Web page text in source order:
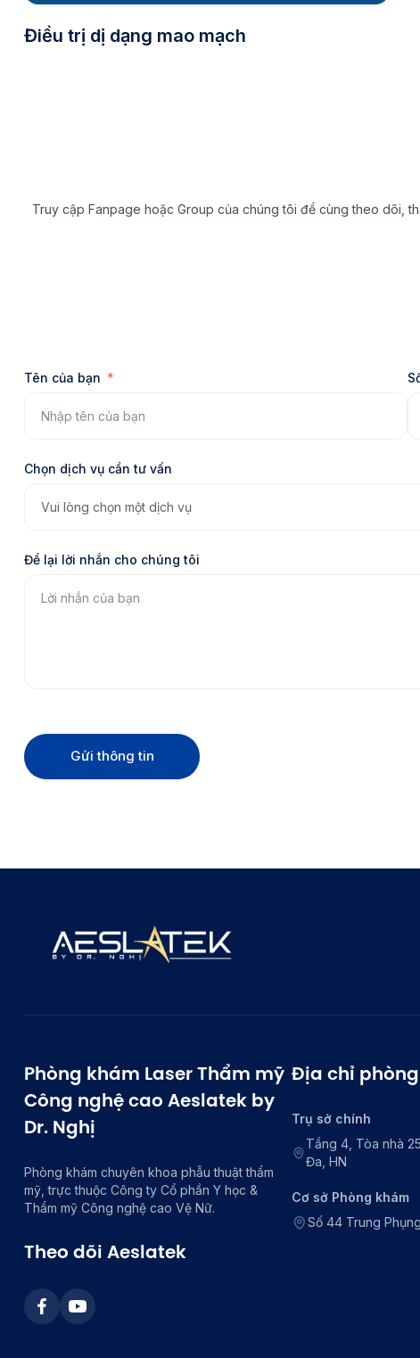
Điều trị dị dạng mao mạch
Truy cập Fanpage hoặc Group của chúng tôi để cùng theo dõi,
Tên của bạn
Chọn dịch vụ cần tư vấn
Để lại lời nhắn cho chúng tôi
Gửi thông tin
Phòng khám Laser Thẩm mỹ
Công nghệ cao Aeslatek by
Dr. Nghị
Phòng khám chuyên khoa phẫu thuật thẩm
mỹ, trực thuộc Công ty Cổ phần Y học &
Thẩm mỹ Công nghệ cao Vệ Nữ.
Theo dõi Aeslatek
Địa chỉ
Trụ sở chính
Tầng 4, Tòa nhà
Đa, HN
Cơ sở Phòng khám
Số 44 Trung